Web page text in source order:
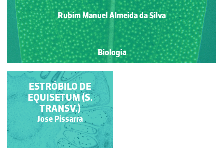
Rubim Manuel Almeida da Silva
Biologia
ESTRÓBILO DE
EQUISETUM (S. LONG.)
Jose Pissarra
ESTRÓBILO DE
EQUISETUM (S.
TRANSV.)
Jose Pissarra